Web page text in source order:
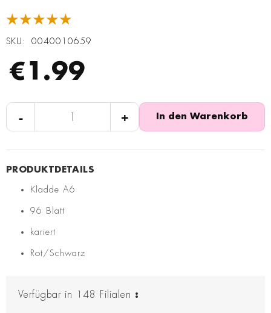
★★★★★
SKU 0040010659
€1.99
- + In den Warenkorb
Kladde A6
96 Blatt
kariert
Rot/Schwarz
Verfügbar in 148 Filialen :
springen